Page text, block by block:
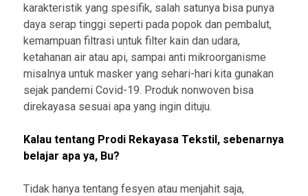
karakteristik yang spesifik, salah satunya bisa punya
daya serap tinggi seperti pada popok dan pembalut,
kemampuan filtrasi untuk filter kain dan udara,
ketahanan air atau api, sampai anti mikroorganisme
misalnya untuk masker yang sehari-hari kita gunakan
sejak pandemi Covid-19. Produk nonwoven bisa
direkayasa sesuai apa yang ingin dituju.
Kalau tentang Prodi Rekayasa Tekstil, sebenarnya
belajar apa ya, Bu?
Tidak hanya tentang fesyen atau menjahit saja,